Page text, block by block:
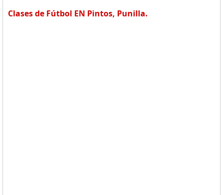
Clases de Fútbol EN Pintos, Punilla.